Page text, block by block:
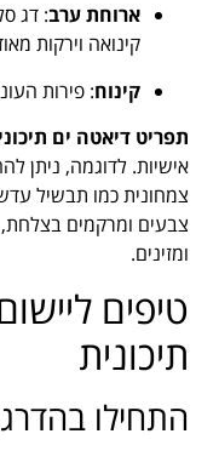
ארוחת ערב: דג
קינואה וירקות
קינוח: פירות
תפריט דיאטה ים
אישיות. לדוגמה, ניתן
צמחונית כמו תבשיל
צבעים ומרקמים
ומזינים.
טיפים
תיכונית
התחילו